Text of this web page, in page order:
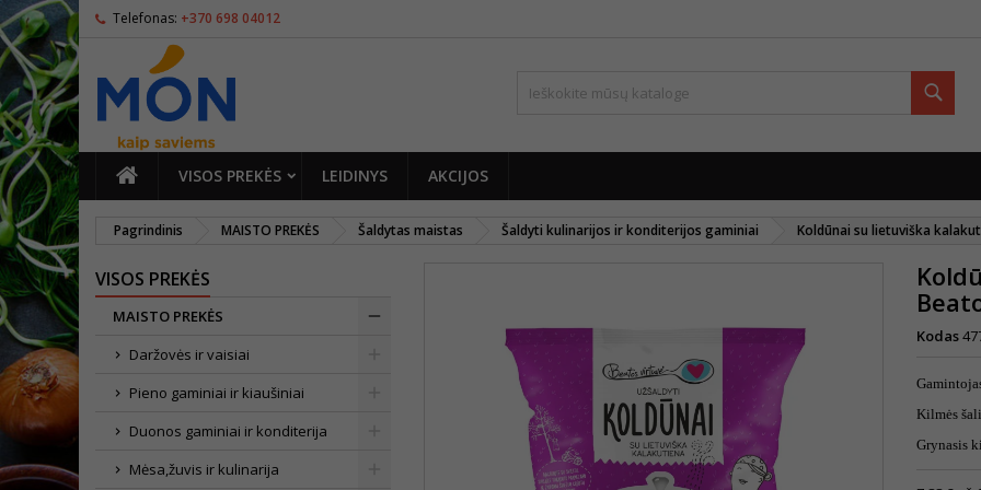
Telefonas: +370 698 04012
PAGRINDINIS
VISOS PREKĖS LEIDINYS AKCIJOS
Pagrindinis MAISTO PREKĖS Šaldytas maistas Šaldyti kulinarijos ir konditerijos gaminiai Koldūnai su lietuviška
VISOS PREKĖS
MAISTO PREKĖS
Daržovės ir vaisiai
Pieno gaminiai ir kiaušiniai
Duonos gaminiai ir konditerija
Mėsa,žuvis ir kulinarija
Kodas
Kilmės
Grynasis